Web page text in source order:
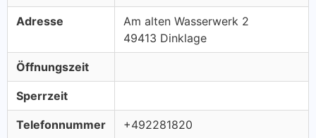
Adresse
Am alten Wasserwerk 2
49413 Dinklage
Öffnungszeit
Sperrzeit
Telefonnummer +492281820